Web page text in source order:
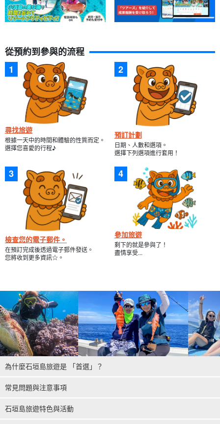
石垣島 (Ishigaki Island) 和幻影島 (Phantom Island) 周圍的海域以
美麗的珊瑚景點而聞名，其中包括日本最大的珊瑚礁之一，被稱為
在水晶般清澈的水域中游泳，這裡有色彩繽紛的珊瑚和可愛的魚！
第一次來，無後顧之憂，也不需要帶任何東西。
由友善的工作人員提供全面支援！
我們也提供浮潛和海上運動管道所需的套裝和救生衣，因此您只需
要有玩樂的慾望即可！
請加入我們這個豪華又貪心的計劃，在石垣島附近的偏遠島嶼附近
海域，一起享受海上運動和浮潛的樂趣。
從預約到參與的流程
尋找旅遊
根據一天中的時間和體驗的性質而定。
選擇您喜愛的行程♪
預訂計劃
日期、人數和選項。
選擇下列選項進行套用！
檢查您的電子郵件。
在預訂完成後透過電子郵件發送。
您將收到更多資訊☆。
參加旅遊
剩下的就是參與了！
盡情享受...
為什麼石垣島旅遊是 「首選」？
常見問題與注意事項
石垣島旅遊特色與活動